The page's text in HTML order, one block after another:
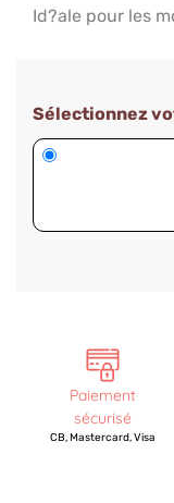
Id?ale pour les
Sélectionnez
Paiement
sécurisé
CB, Mastercard, Visa